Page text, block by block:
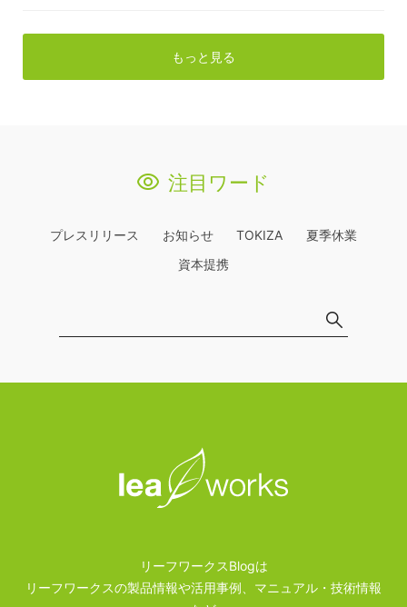
もっと見る
注目ワード
プレスリリース お知らせ TOKIZA
夏季休業
資本提携
リーフワークスBlogは
リーフワークスの製品情報や活用事例、マニュアル・技術情報